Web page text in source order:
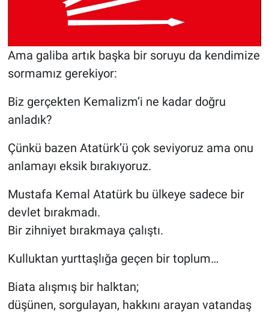
Ama galiba artık başka bir soruyu da kendimize
sormamız gerekiyor:
Biz gerçekten Kemalizm’i ne kadar doğru
anladık?
Çünkü bazen Atatürk’ü çok seviyoruz ama onu
anlamayı eksik bırakıyoruz.
Mustafa Kemal Atatürk bu ülkeye sadece bir
devlet bırakmadı.
Bir zihniyet bırakmaya çalıştı.
Kulluktan yurttaşlığa geçen bir toplum…
Biata alışmış bir halktan;
düşünen, sorgulayan, hakkını arayan vatandaş